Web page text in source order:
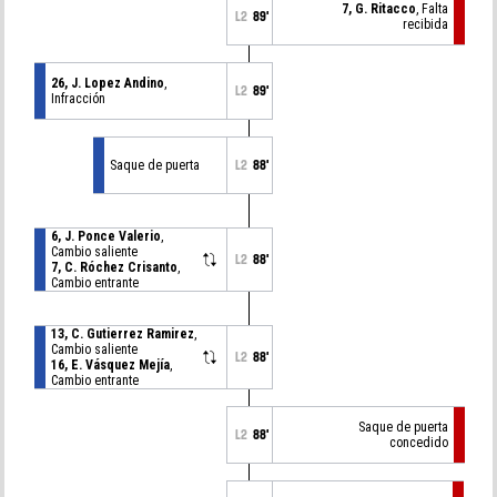
L2 89' 7, G. Ritacco, Falta
recibida
26, J. Lopez Andino,
Infracción
L2 89'
Saque de puerta L2 88'
6, J. Ponce Valerio,
Cambio saliente
7, C. Róchez Crisanto,
Cambio entrante
L2 88'
13, C. Gutierrez Ramirez,
Cambio saliente
16, E. Vásquez Mejía,
Cambio entrante
L2 88'
L2 88'
Saque de puerta
concedido